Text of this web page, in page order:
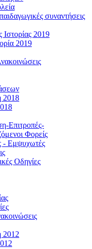
συναντήσεις
2019
2019
2018
Επιτροπές-
Φορείς
- Εμψυχωτές
Οδηγίες
2012